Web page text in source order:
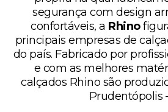
segurança com design
confortáveis, a Rhino
principais empresas de
do país. Fabricado por
e com as melhores
calçados Rhino são
Prudentópolis